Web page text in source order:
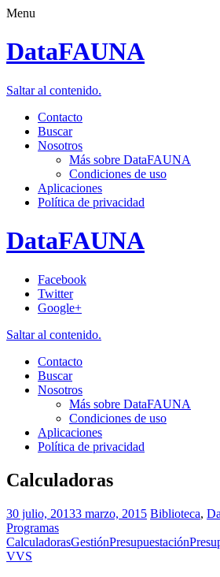
Menu
DataFAUNA
Saltar al contenido.
Contacto
Buscar
Nosotros
Más sobre DataFAUNA
Condiciones de uso
Aplicaciones
Política de privacidad
DataFAUNA
Facebook
Twitter
Google+
Saltar al contenido.
Contacto
Buscar
Nosotros
Más sobre DataFAUNA
Condiciones de uso
Aplicaciones
Política de privacidad
Calculadoras
30 julio, 20133 marzo, 2015 Biblioteca,
Programas
CalculadorasGestiónPresupuestación
VVS